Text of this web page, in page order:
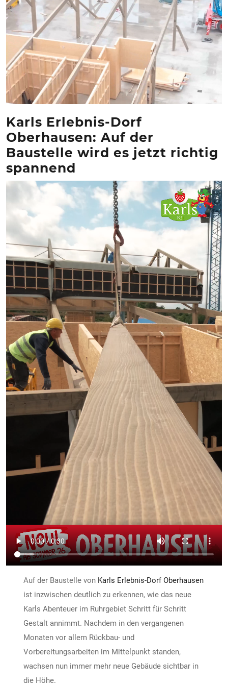
FREIZEIT
Veranstaltungen
Essen & Trinken
ERDBEEREN
URLAUB
Karls Erlebnis-Dorf
Oberhausen: Auf der
Baustelle wird es jetzt richtig
spannend
Auf der Baustelle von Karls Erlebnis-Dorf Oberhausen
ist inzwischen deutlich zu erkennen, wie das neue
Karls Abenteuer im Ruhrgebiet Schritt für Schritt
Gestalt annimmt. Nachdem in den vergangenen
Monaten vor allem Rückbau- und
Vorbereitungsarbeiten im Mittelpunkt standen,
wachsen nun immer mehr neue Gebäude sichtbar in
die Höhe.